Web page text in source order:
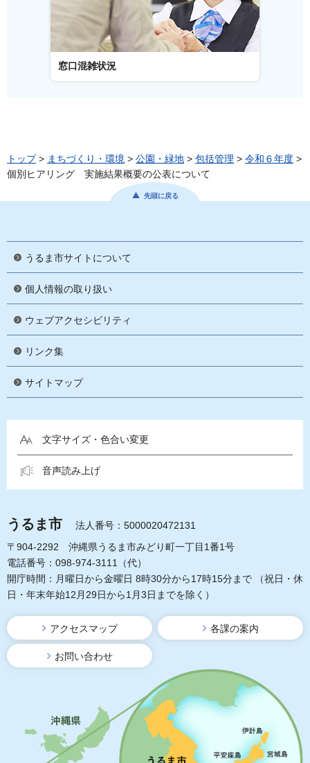
窓口混雑状況
トップ> まちづくり・環境 > 公園・緑地 > 包括管理 > 令和６年度 >
個別ヒアリング 実施結果概要の公表について
先頭に戻る
うるま市サイトについて
個人情報の取り扱い
ウェブアクセシビリティ
リンク集
サイトマップ
文字サイズ・色合い変更
音声読み上げ
うるま市
法人番号：5000020472131
〒904-2292 沖縄県うるま市みどり町一丁目1番1号
電話番号：098-974-3111（代）
開庁時間：月曜日から金曜日 8時30分から17時15分まで
（祝日・休
日・年末年始12月29日から1月3日までを除く）
アクセスマップ 各課の案内
お問い合わせ